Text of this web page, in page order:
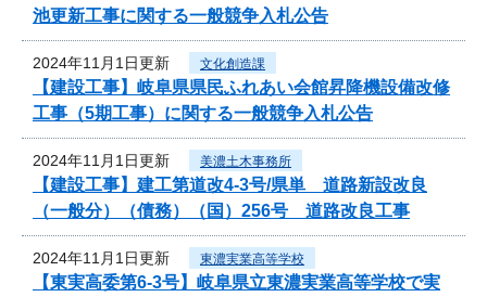
池更新工事に関する一般競争入札公告
2024年11月1日更新 文化創造課
【建設工事】岐阜県県民ふれあい会館昇降機設備改修
工事（5期工事）に関する一般競争入札公告
2024年11月1日更新 美濃土木事務所
【建設工事】建工第道改4-3号/県単 道路新設改良
（一般分）（債務）（国）256号 道路改良工事
2024年11月1日更新 東濃実業高等学校
【東実高委第6-3号】岐阜県立東濃実業高等学校で実